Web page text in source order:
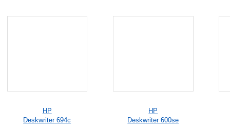
HP
Deskwriter 694c
HP
Deskwriter 600se